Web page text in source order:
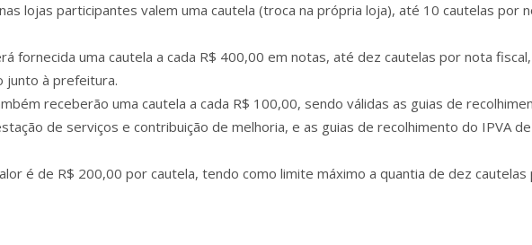
lojas participantes valem uma cautela (troca na própria loja), até 10 cautelas por
uma cautela a cada R$ 400,00 em notas, até dez cautelas por nota fiscal,
junto à prefeitura.
receberão uma cautela a cada R$ 100,00, sendo válidas as guias de
de serviços e contribuição de melhoria, e as guias de recolhimento do IPVA de
é de R$ 200,00 por cautela, tendo como limite máximo a quantia de dez cautelas